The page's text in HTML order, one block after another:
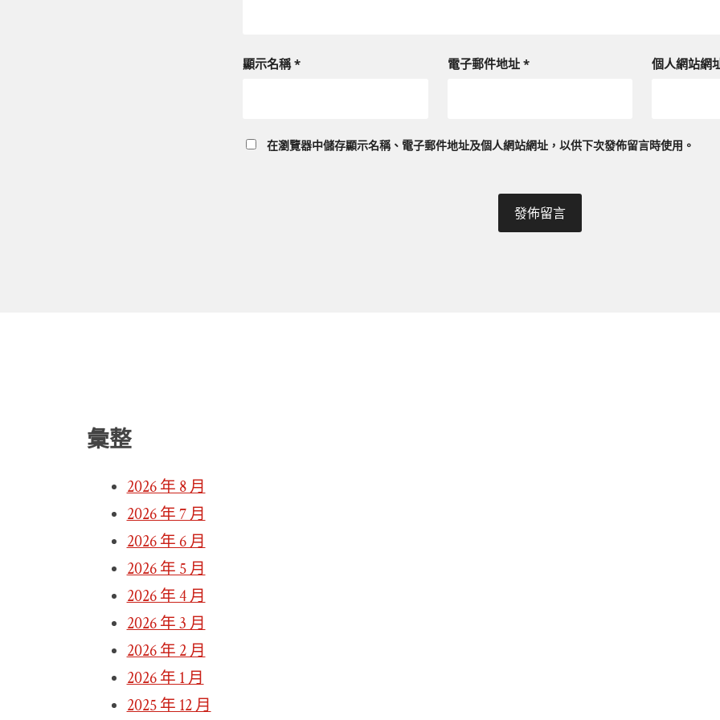
顯示名稱* 電子郵件地址 * 個人網站網
在瀏覽器中儲存顯示名稱、電子郵件地址及個人網站網址，以供下次發佈留言時使用。
彙整
2026 年 8 月
2026 年 7 月
2026 年 6 月
2026 年 5 月
2026 年 4 月
2026 年 3 月
2026 年 2 月
2026 年 1 月
2025 年 12 月